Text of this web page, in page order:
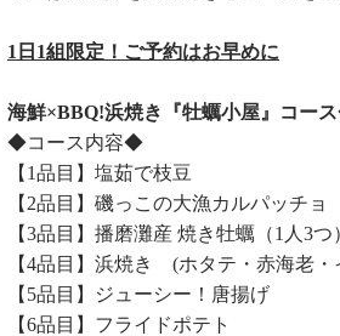
1日1組限定！ご予約はお早めに
海鮮×BBQ!浜焼き『牡蠣小屋』コー
◆コース内容◆
【1品目】塩茹で枝豆
【2品目】磯っこの大漁カルパッチョ
【3品目】播磨灘産 焼き牡蠣（1人3つ
【4品目】浜焼き (ホタテ・赤海老
【5品目】ジューシー！唐揚げ
【6品目】フライドポテト